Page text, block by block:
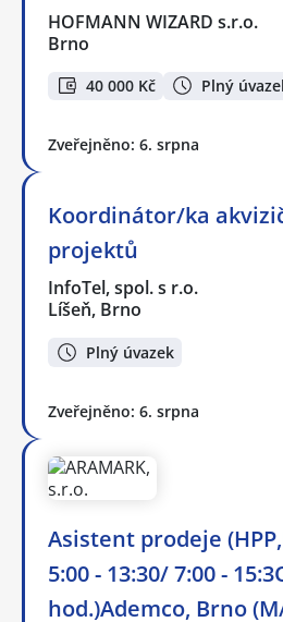
HOFMANN WIZARD s.r.o.
Brno
40 000 Kč Plný
Zveřejněno: 6. srpna
Koordinátor/ka
projektů
InfoTel, spol. s r.o.
Líšeň, Brno
Plný úvazek
Zveřejněno: 6. srpna
Asistent prodeje
5:00 - 13:30/ 7:00 -
hod.)Ademco, Brno